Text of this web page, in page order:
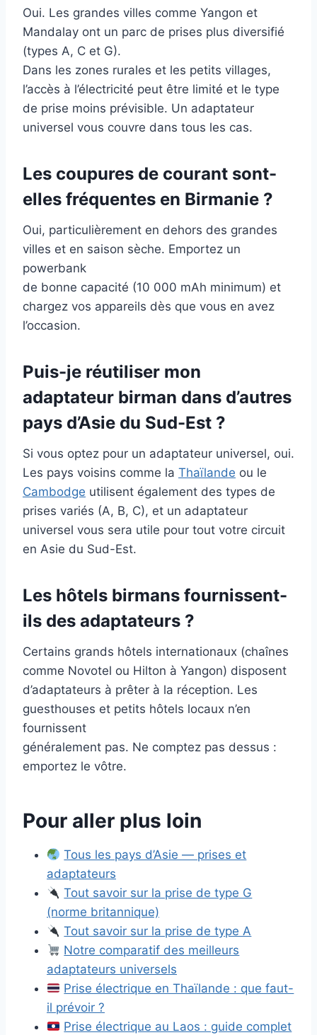
Oui. Les grandes villes comme Yangon et
Mandalay ont un parc de prises plus diversifié
(types A, C et G).
Dans les zones rurales et les petits villages,
l’accès à l’électricité peut être limité et le type
de prise moins prévisible. Un adaptateur
universel vous couvre dans tous les cas.
Les coupures de courant sont-
elles fréquentes en Birmanie ?
Oui, particulièrement en dehors des grandes
villes et en saison sèche. Emportez un
powerbank
de bonne capacité (10 000 mAh minimum) et
chargez vos appareils dès que vous en avez
l’occasion.
Puis-je réutiliser mon
adaptateur birman dans d’autres
pays d’Asie du Sud-Est ?
Si vous optez pour un adaptateur universel, oui.
Les pays voisins comme la Thaïlande ou le
Cambodge utilisent également des types de
prises variés (A, B, C), et un adaptateur
universel vous sera utile pour tout votre circuit
en Asie du Sud-Est.
Les hôtels birmans fournissent-
ils des adaptateurs ?
Certains grands hôtels internationaux (chaînes
comme Novotel ou Hilton à Yangon) disposent
d’adaptateurs à prêter à la réception. Les
guesthouses et petits hôtels locaux n’en
fournissent
généralement pas. Ne comptez pas dessus :
emportez le vôtre.
Pour aller plus loin
Tous les pays d’Asie — prises et
adaptateurs
Tout savoir sur la prise de type G
(norme britannique)
Tout savoir sur la prise de type A
Notre comparatif des meilleurs
adaptateurs universels
Prise électrique en Thaïlande : que faut-
il prévoir ?
Prise électrique au Laos : guide complet